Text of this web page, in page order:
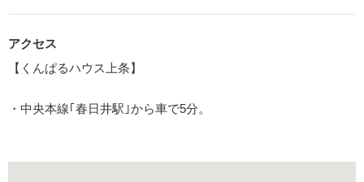
アクセス
【くんぱるハウス上条】
・中央本線｢春日井駅｣から車で5分。